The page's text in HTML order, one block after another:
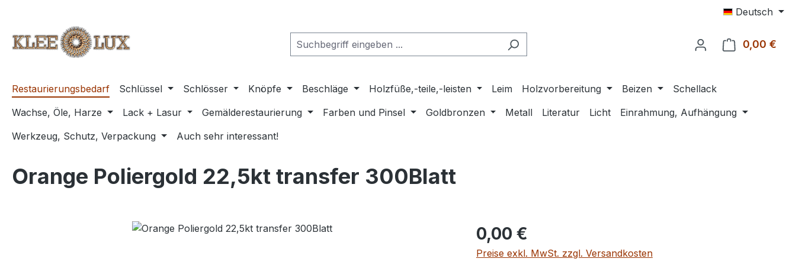
Deutsch
0,00 €
Restaurierungsbedarf Schlüssel Schlösser Knöpfe Beschläge Holzfüße,-teile,-leisten Leim Holzvorbereitung Beizen
Schellack
Wachse, Öle, Harze
Lack + Lasur Gemälderestaurierung Farben und Pinsel Goldbronzen Metall Literatur Licht
Einrahmung, Aufhängung
Werkzeug, Schutz, Verpackung
Auch sehr interessant!
Orange Poliergold 22,5kt transfer 300Blatt
Regulärer Preis:
0,00 €
Preise exkl. MwSt. zzgl. Versandkosten